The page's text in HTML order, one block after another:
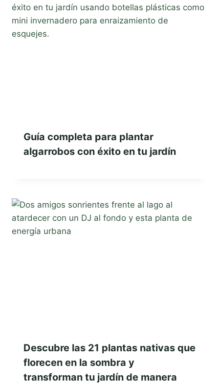
Guía completa para plantar
algarrobos con éxito en tu jardín
Descubre las 21 plantas nativas que
florecen en la sombra y
transforman tu jardín de manera